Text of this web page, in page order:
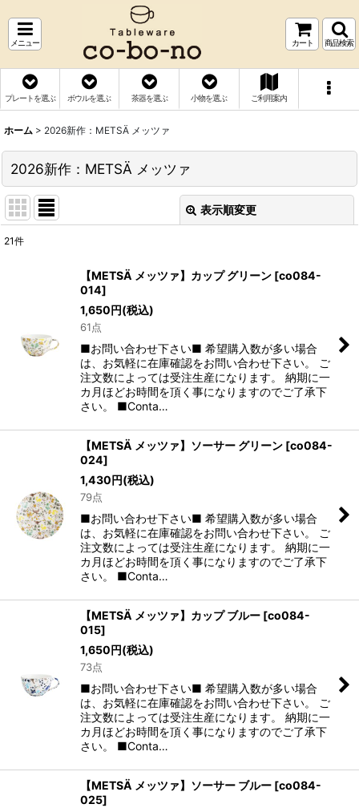
メニュー カート 商品検索
プレートを選ぶ ボウルを選ぶ 茶器を選ぶ 小物を選ぶ ご利用案内
ホーム > 2026新作：METSÄ メッツァ
2026新作：METSÄ メッツァ
表示順変更
絞り込む
21件
【METSÄ メッツァ】カップ グリーン [co084-
014]
1,650円(税込)
61点
■お問い合わせ下さい■ 希望購入数が多い場合
は、お気軽に在庫確認をお問い合わせ下さい。 ご
注文数によっては受注生産になります。 納期に一
カ月ほどお時間を頂く事になりますのでご了承下
さい。 ■Conta…
【METSÄ メッツァ】ソーサー グリーン [co084-
024]
1,430円(税込)
79点
■お問い合わせ下さい■ 希望購入数が多い場合
は、お気軽に在庫確認をお問い合わせ下さい。 ご
注文数によっては受注生産になります。 納期に一
カ月ほどお時間を頂く事になりますのでご了承下
さい。 ■Conta…
【METSÄ メッツァ】カップ ブルー [co084-
015]
1,650円(税込)
73点
■お問い合わせ下さい■ 希望購入数が多い場合
は、お気軽に在庫確認をお問い合わせ下さい。 ご
注文数によっては受注生産になります。 納期に一
カ月ほどお時間を頂く事になりますのでご了承下
さい。 ■Conta…
【METSÄ メッツァ】ソーサー ブルー [co084-
025]